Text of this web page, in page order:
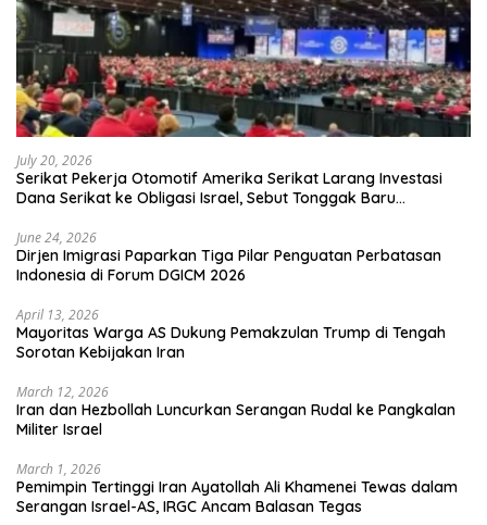
July 20, 2026
Serikat Pekerja Otomotif Amerika Serikat Larang Investasi
Dana Serikat ke Obligasi Israel, Sebut Tonggak Baru
June 24, 2026
Dirjen Imigrasi Paparkan Tiga Pilar Penguatan Perbatasan
Indonesia di Forum DGICM 2026
April 13, 2026
Mayoritas Warga AS Dukung Pemakzulan Trump di Tengah
Sorotan Kebijakan Iran
March 12, 2026
Iran dan Hezbollah Luncurkan Serangan Rudal ke Pangkalan
Militer Israel
March 1, 2026
Pemimpin Tertinggi Iran Ayatollah Ali Khamenei Tewas dalam
Serangan Israel-AS, IRGC Ancam Balasan Tegas